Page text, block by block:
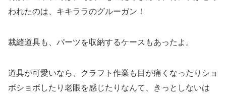
われたのは、キキララのグルーガン！
裁縫道具も、パーツを収納するケースもあったよ。
道具が可愛いなら、クラフト作業も目が痛くなったりショ
ボショボしたり老眼を感じたりなんて、きっとしないは